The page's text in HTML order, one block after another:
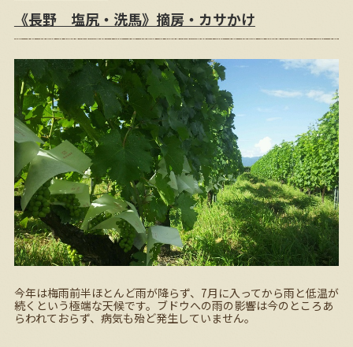
《長野 塩尻・洗馬》摘房・カサかけ
今年は梅雨前半ほとんど雨が降らず、7月に入ってから雨と低温が
続くという極端な天候です。ブドウへの雨の影響は今のところあ
らわれておらず、病気も殆ど発生していません。